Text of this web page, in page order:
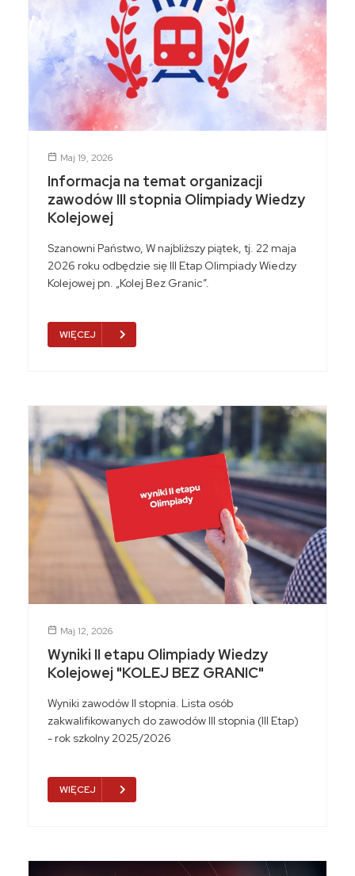
Maj 19, 2026
Informacja na temat organizacji
zawodów III stopnia Olimpiady Wiedzy
Kolejowej
Szanowni Państwo, W najbliższy piątek, tj. 22 maja
2026 roku odbędzie się III Etap Olimpiady Wiedzy
Kolejowej pn. „Kolej Bez Granic”.
WIĘCEJ
Maj 12, 2026
Wyniki II etapu Olimpiady Wiedzy
Kolejowej "KOLEJ BEZ GRANIC"
Wyniki zawodów II stopnia. Lista osób
zakwalifikowanych do zawodów III stopnia (III Etap)
- rok szkolny 2025/2026
WIĘCEJ